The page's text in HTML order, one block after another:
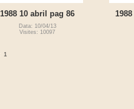
1988 10 abril pag 86
Data: 10/04/13
Visites: 10097
1